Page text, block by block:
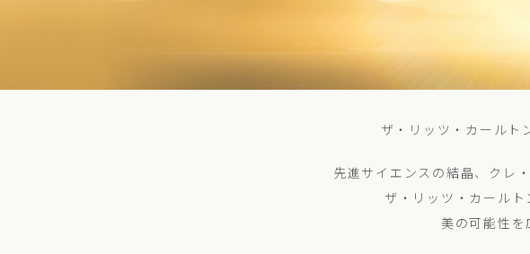
ザ・リッツ・カール
先進サイエンスの結晶、 クレ
ザ・リッツ・カールト
美の可能性を